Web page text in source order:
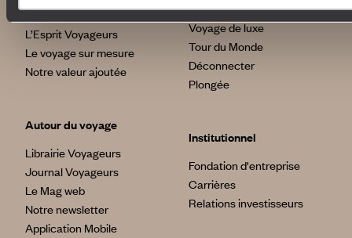
Où nous trouver ?
L’Esprit Voyageurs
Le voyage sur mesure
Notre valeur ajoutée
Autour du voyage
Librairie Voyageurs
Journal Voyageurs
Le Mag web
Notre newsletter
Application Mobile
Croisière
Voyage de luxe
Tour du Monde
Déconnecter
Plongée
Institutionnel
Fondation d'entreprise
Carrières
Relations investisseurs